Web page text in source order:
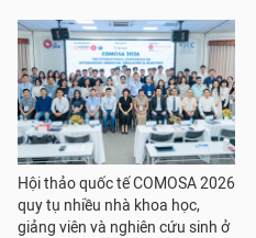
Hội thảo quốc tế COMOSA 2026
quy tụ nhiều nhà khoa học,
giảng viên và nghiên cứu sinh ở